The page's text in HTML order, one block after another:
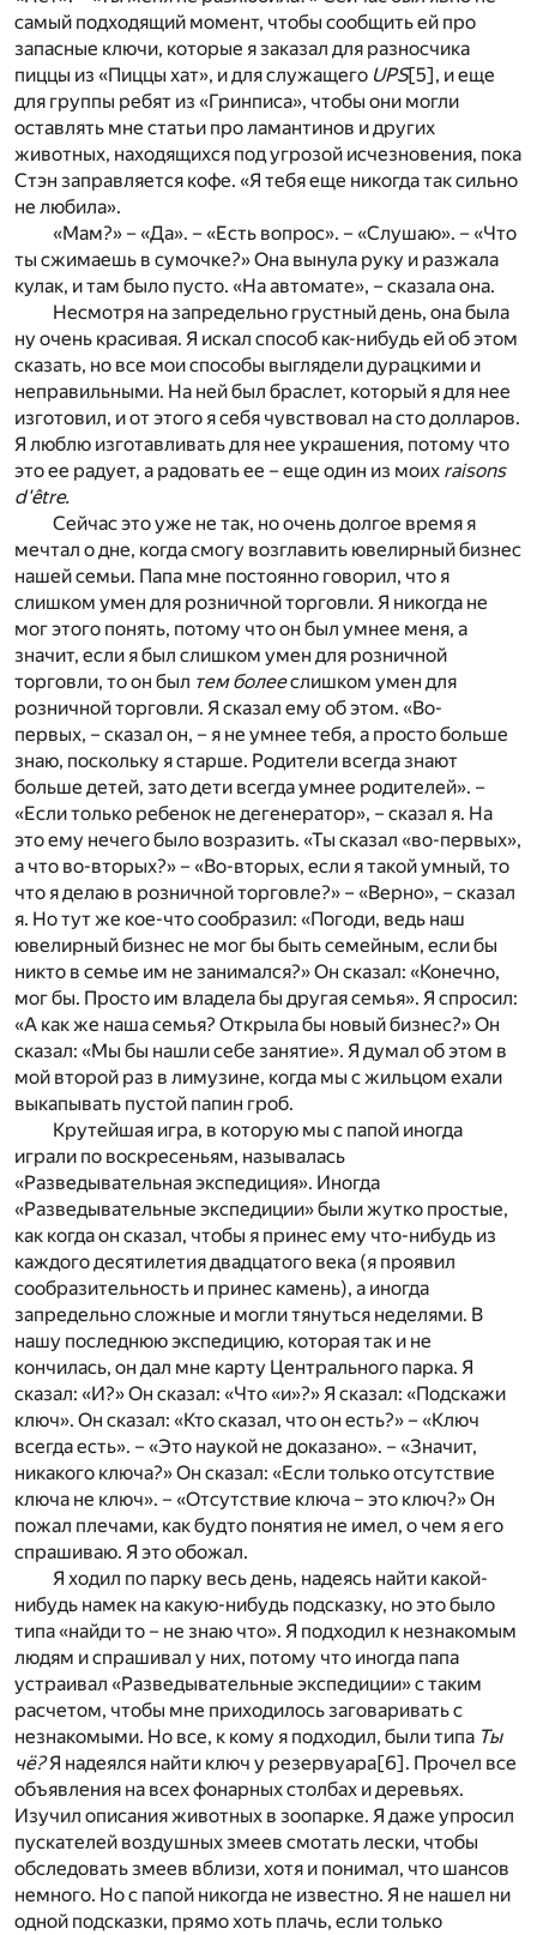
самый подходящий момент, чтобы сообщить ей про
запасные ключи, которые я заказал для разносчика
пиццы из «Пиццы хат», и для служащего UPS[5] , и еще
для группы ребят из «Гринписа», чтобы они могли
оставлять мне статьи про ламантинов и других
животных, находящихся под угрозой исчезновения, пока
Стэн заправляется кофе. «Я тебя еще никогда так сильно
не любила».
«Мам?» – «Да». – «Есть вопрос». – «Слушаю». – «Что
ты сжимаешь в сумочке?» Она вынула руку и разжала
кулак, и там было пусто. «На автомате», – сказала она.
Несмотря на запредельно грустный день, она была
ну очень красивая. Я искал способ как-нибудь ей об этом
сказать, но все мои способы выглядели дурацкими и
неправильными. На ней был браслет, который я для нее
изготовил, и от этого я себя чувствовал на сто долларов.
Я люблю изготавливать для нее украшения, потому что
это ее радует, а радовать ее – еще один из моих raisons
d'être.
Сейчас это уже не так, но очень долгое время я
мечтал о дне, когда смогу возглавить ювелирный бизнес
нашей семьи. Папа мне постоянно говорил, что я
слишком умен для розничной торговли. Я никогда не
мог этого понять, потому что он был умнее меня, а
значит, если я был слишком умен для розничной
торговли, то он был тем болееслишком умен для
розничной торговли. Я сказал ему об этом. «Во-
первых, – сказал он, – я не умнее тебя, а просто больше
знаю, поскольку я старше. Родители всегда знают
больше детей, зато дети всегда умнее родителей». –
«Если только ребенок не дегенератор», – сказал я. На
это ему нечего было возразить. «Ты сказал «во-первых»,
а что во-вторых?» – «Во-вторых, если я такой умный, то
что я делаю в розничной торговле?» – «Верно», – сказал
я. Но тут же кое-что сообразил: «Погоди, ведь наш
ювелирный бизнес не мог бы быть семейным, если бы
никто в семье им не занимался?» Он сказал: «Конечно,
мог бы. Просто им владела бы другая семья». Я спросил:
«А как же наша семья? Открыла бы новый бизнес?» Он
сказал: «Мы бы нашли себе занятие». Я думал об этом в
мой второй раз в лимузине, когда мы с жильцом ехали
выкапывать пустой папин гроб.
Крутейшая игра, в которую мы с папой иногда
играли по воскресеньям, называлась
«Разведывательная экспедиция». Иногда
«Разведывательные экспедиции» были жутко простые,
как когда он сказал, чтобы я принес ему что-нибудь из
каждого десятилетия двадцатого века (я проявил
сообразительность и принес камень), а иногда
запредельно сложные и могли тянуться неделями. В
нашу последнюю экспедицию, которая так и не
кончилась, он дал мне карту Центрального парка. Я
сказал: «И?» Он сказал: «Что «и»?» Я сказал: «Подскажи
ключ». Он сказал: «Кто сказал, что он есть?» – «Ключ
всегда есть». – «Это наукой не доказано». – «Значит,
никакого ключа?» Он сказал: «Если только отсутствие
ключа не ключ». – «Отсутствие ключа – это ключ?» Он
пожал плечами, как будто понятия не имел, о чем я его
спрашиваю. Я это обожал.
Я ходил по парку весь день, надеясь найти какой-
нибудь намек на какую-нибудь подсказку, но это было
типа «найди то – не знаю что». Я подходил к незнакомым
людям и спрашивал у них, потому что иногда папа
устраивал «Разведывательные экспедиции» с таким
расчетом, чтобы мне приходилось заговаривать с
незнакомыми. Но все, к кому я подходил, были типа Ты
чё?Я надеялся найти ключ у резервуара[6] . Прочел все
объявления на всех фонарных столбах и деревьях.
Изучил описания животных в зоопарке. Я даже упросил
пускателей воздушных змеев смотать лески, чтобы
обследовать змеев вблизи, хотя и понимал, что шансов
немного. Но с папой никогда не известно. Я не нашел ни
одной подсказки, прямо хоть плачь, если только